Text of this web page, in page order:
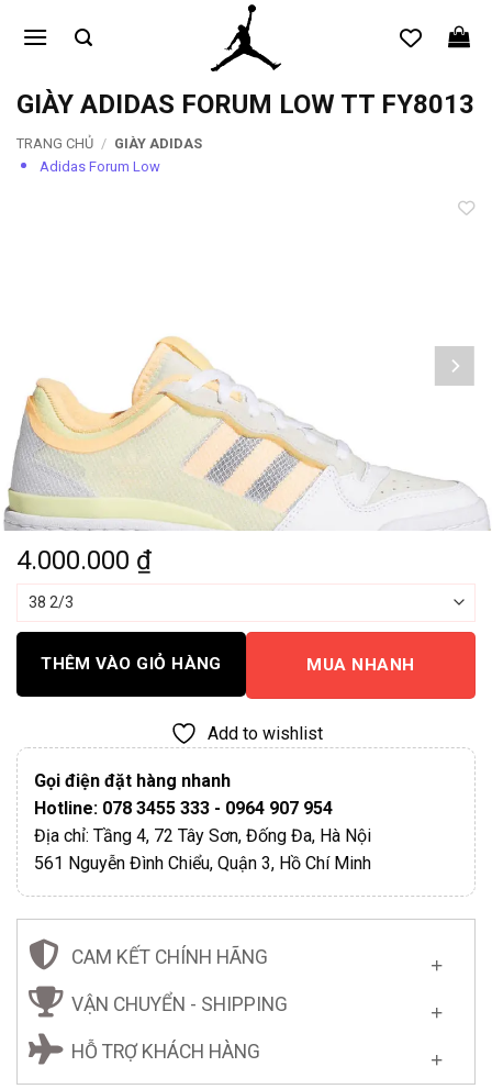
qua
dungGIÀY ADIDAS FORUM LOW TT FY8013
TRANG CHỦ / GIÀY ADIDAS
Adidas Forum Low
4.000.000 ₫
THÊM VÀO GIỎ HÀNG MUA NHANH
Add to wishlist
Gọi điện đặt hàng nhanh
Hotline: 078 3455 333 - 0964 907 954
Địa chỉ: Tầng 4, 72 Tây Sơn, Đống Đa, Hà Nội
561 Nguyễn Đình Chiểu, Quận 3, Hồ Chí Minh
CAM KẾT CHÍNH HÃNG
VẬN CHUYỂN - SHIPPING
HỖ TRỢ KHÁCH HÀNG